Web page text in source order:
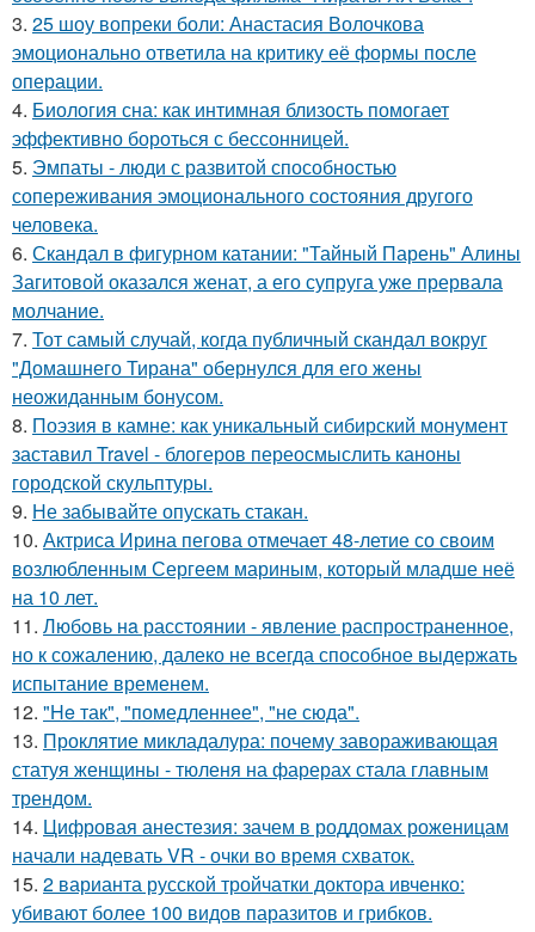
3. 25 шоу вопреки боли: Анастасия Волочкова
эмоционально ответила на критику её формы после
операции.
4. Биология сна: как интимная близость помогает
эффективно бороться с бессонницей.
5. Эмпаты - люди с развитой способностью
сопереживания эмоционального состояния другого
человека.
6. Скандал в фигурном катании: "Тайный Парень" Алины
Загитовой оказался женат, а его супруга уже прервала
молчание.
7. Тот самый случай, когда публичный скандал вокруг
"Домашнего Тирана" обернулся для его жены
неожиданным бонусом.
8. Поэзия в камне: как уникальный сибирский монумент
заставил Travel - блогеров переосмыслить каноны
городской скульптуры.
9. Не забывайте опускать стакан.
10. Актриса Ирина пегова отмечает 48-летие со своим
возлюбленным Сергеем мариным, который младше неё
на 10 лет.
11. Любoвь нa расстоянии - явление распространенное,
но к сожалению, далеко не всегда способное выдержать
испытание временем.
12. "He так", "помедленнее", "не сюда".
13. Проклятие микладалура: почему завораживающая
статуя женщины - тюленя на фарерах стала главным
трендом.
14. Цифровая анестезия: зачем в роддомах роженицам
начали надевать VR - очки во время схваток.
15. 2 варианта русской тройчатки доктора ивченко:
убивают более 100 видов паразитов и грибков.